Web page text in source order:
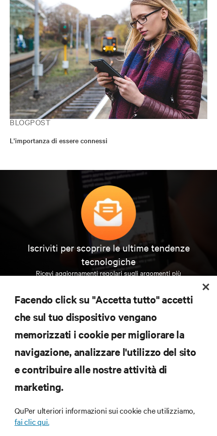
BLOGPOST
L'importanza di essere connessi
Iscriviti per scoprire le ultime tendenze
tecnologiche
Ricevi aggiornamenti regolari sugli argomenti più
data center e infrastrutture.
ISCRIVITI SUBITO
SUPPORTO
AZIENDA
Facendo click su "Accetta tutto" accetti
che sul tuo dispositivo vengano
memorizzati i cookie per migliorare la
navigazione, analizzare l'utilizzo del sito
e contribuire alle nostre attività di
marketing.
QuPer ulteriori informazioni sui cookie che utilizziamo,
fai clic qui.